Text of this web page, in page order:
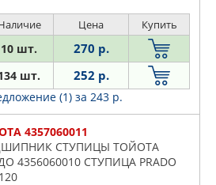
Цена Купить
10 шт. 270 р.
шт. 252 р.
(1) за 243 р.
4357060011
СТУПИЦЫ ТОЙОТА
4356060010 СТУПИЦА PRADO